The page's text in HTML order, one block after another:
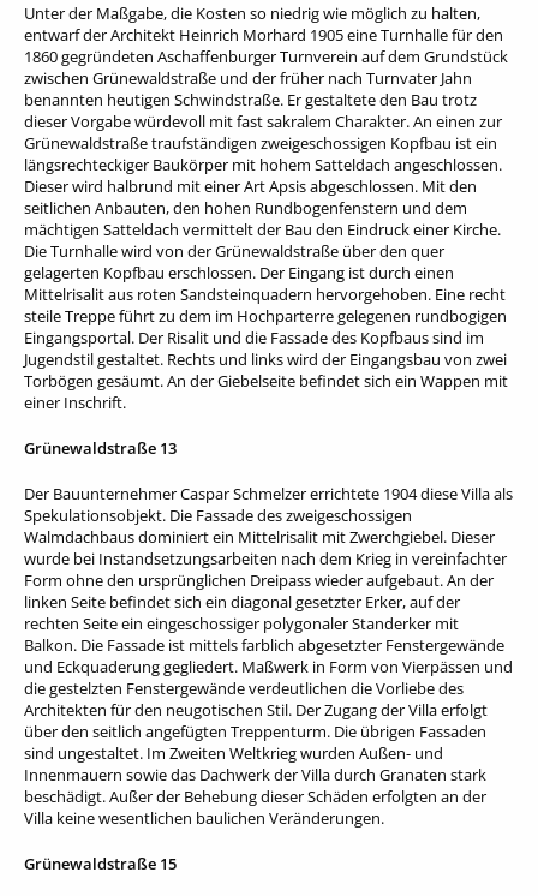
Unter der Maßgabe, die Kosten so niedrig wie möglich zu halten,
entwarf der Architekt Heinrich Morhard 1905 eine Turnhalle für den
1860 gegründeten Aschaffenburger Turnverein auf dem Grundstück
zwischen Grünewaldstraße und der früher nach Turnvater Jahn
benannten heutigen Schwindstraße. Er gestaltete den Bau trotz
dieser Vorgabe würdevoll mit fast sakralem Charakter. An einen zur
Grünewaldstraße traufständigen zweigeschossigen Kopfbau ist ein
längsrechteckiger Baukörper mit hohem Satteldach angeschlossen.
Dieser wird halbrund mit einer Art Apsis abgeschlossen. Mit den
seitlichen Anbauten, den hohen Rundbogenfenstern und dem
mächtigen Satteldach vermittelt der Bau den Eindruck einer Kirche.
Die Turnhalle wird von der Grünewaldstraße über den quer
gelagerten Kopfbau erschlossen. Der Eingang ist durch einen
Mittelrisalit aus roten Sandsteinquadern hervorgehoben. Eine recht
steile Treppe führt zu dem im Hochparterre gelegenen rundbogigen
Eingangsportal. Der Risalit und die Fassade des Kopfbaus sind im
Jugendstil gestaltet. Rechts und links wird der Eingangsbau von zwei
Torbögen gesäumt. An der Giebelseite befindet sich ein Wappen mit
einer Inschrift.
Grünewaldstraße 13
Der Bauunternehmer Caspar Schmelzer errichtete 1904 diese Villa als
Spekulationsobjekt. Die Fassade des zweigeschossigen
Walmdachbaus dominiert ein Mittelrisalit mit Zwerchgiebel. Dieser
wurde bei Instandsetzungsarbeiten nach dem Krieg in vereinfachter
Form ohne den ursprünglichen Dreipass wieder aufgebaut. An der
linken Seite befindet sich ein diagonal gesetzter Erker, auf der
rechten Seite ein eingeschossiger polygonaler Standerker mit
Balkon. Die Fassade ist mittels farblich abgesetzter Fenstergewände
und Eckquaderung gegliedert. Maßwerk in Form von Vierpässen und
die gestelzten Fenstergewände verdeutlichen die Vorliebe des
Architekten für den neugotischen Stil. Der Zugang der Villa erfolgt
über den seitlich angefügten Treppenturm. Die übrigen Fassaden
sind ungestaltet. Im Zweiten Weltkrieg wurden Außen- und
Innenmauern sowie das Dachwerk der Villa durch Granaten stark
beschädigt. Außer der Behebung dieser Schäden erfolgten an der
Villa keine wesentlichen baulichen Veränderungen.
Grünewaldstraße 15